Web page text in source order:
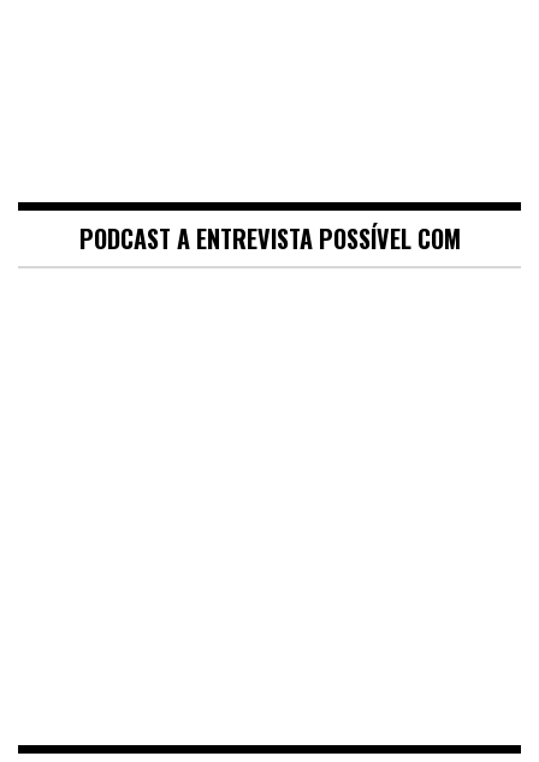
PODCAST A ENTREVISTA POSSÍVEL COM